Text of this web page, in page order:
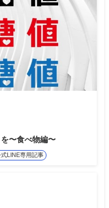
〜食べ物編〜
LINE専用記事